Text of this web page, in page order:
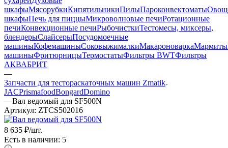
шкафыМясорубкиКипятильникиПилыПароконвектоматы
шкафыПечь для пиццыМикроволновые печиРотационные
печиКонвекционные печиРыбочисткиТестомесы, миксеры,
блендерыСлайсерыПосудомоечные
машиныКофемашиныСоковыжималкиМакароноваркаМармиты
машиныФритюрницыТермостатыФильтры BWTФильтры
АКВАБРИТ
—
Запчасти для тестораскаточных машин Zmatik
JACPrismafoodBongardDomino
—Вал ведомый для SF500N
Артикул: ZTCS502016
8 635 ₽/шт.
Есть в наличии: 5